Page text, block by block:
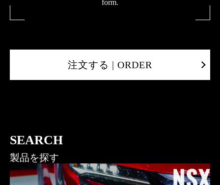
form.
注文する | ORDER
SEARCH
製品を探す